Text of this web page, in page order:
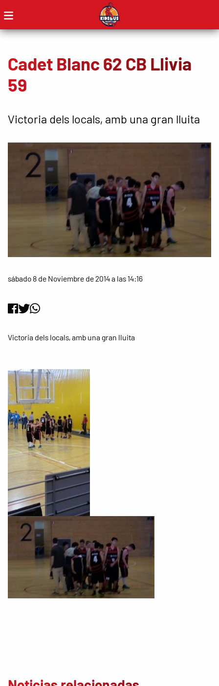
Cadet Blanc 62 CB Llivia
59
Victoria dels locals, amb una gran lluita
sábado 8 de Noviembre de 2014 a las 14:16
Victoria dels locals, amb una gran lluita